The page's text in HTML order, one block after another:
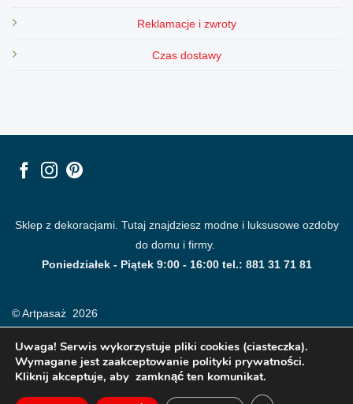
Reklamacje i zwroty
Czas dostawy
Sklep z dekoracjami. Tutaj znajdziesz modne i luksusowe ozdoby
do domu i firmy.
Poniedziałek - Piątek 9:00 - 16:00 tel.: 881 31 71 81
© Artpasaż 2026
Uwaga! Serwis wykorzystuje pliki cookies (ciasteczka).
Wymagane jest zaakceptowanie polityki prywatności.
Kliknij akceptuje, aby zamknąć ten komunikat.